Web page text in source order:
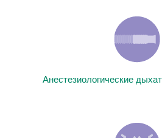
Анестезиологические